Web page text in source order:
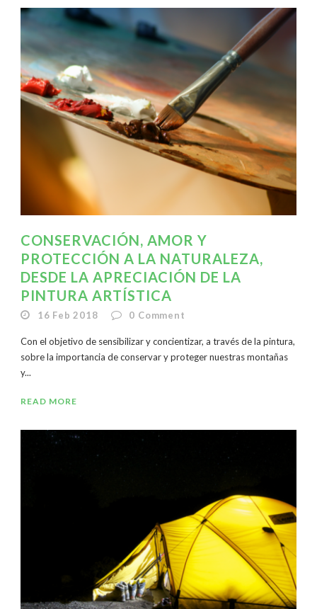
CONSERVACIÓN, AMOR Y
PROTECCIÓN A LA NATURALEZA,
DESDE LA APRECIACIÓN DE LA
PINTURA ARTÍSTICA
16 Feb 2018 0 Comment
Con el objetivo de sensibilizar y concientizar, a través de la pintura,
sobre la importancia de conservar y proteger nuestras montañas
y...
READ MORE